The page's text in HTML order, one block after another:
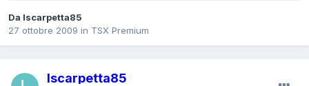
Da lscarpetta85
27 ottobre 2009 in TSX Premium
lscarpetta85